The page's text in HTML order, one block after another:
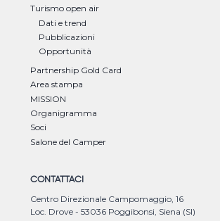
Turismo open air
Dati e trend
Pubblicazioni
Opportunità
Partnership Gold Card
Area stampa
MISSION
Organigramma
Soci
Salone del Camper
CONTATTACI
Centro Direzionale Campomaggio, 16
Loc. Drove - 53036 Poggibonsi, Siena (SI)